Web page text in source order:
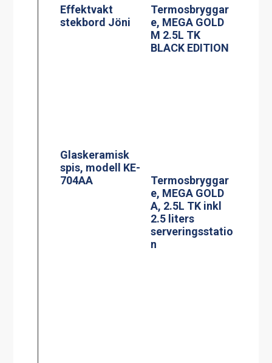
Termosbryggar
e, MEGA GOLD
M 2.5L TK
BLACK EDITION
Termosbryggar
e, MEGA GOLD
A, 2.5L TK inkl
2.5 liters
serveringsstatio
n